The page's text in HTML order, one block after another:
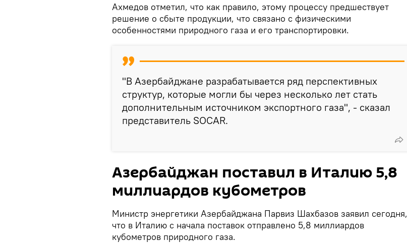
Ахмедов отметил, что как правило, этому процессу предшествует
решение о сбыте продукции, что связано с физическими
особенностями природного газа и его транспортировки.
"В Азербайджане разрабатывается ряд перспективных
структур, которые могли бы через несколько лет стать
дополнительным источником экспортного газа", - сказал
представитель SOCAR.
Азербайджан поставил в Италию 5,8
миллиардов кубометров
Министр энергетики Азербайджана Парвиз Шахбазов заявил сегодня,
что в Италию с начала поставок отправлено 5,8 миллиардов
кубометров природного газа.